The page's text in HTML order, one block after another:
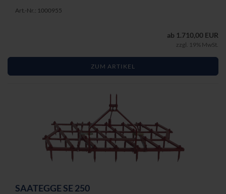
Art.-Nr.: 1000955
ab 1.710,00 EUR
zzgl. 19% MwSt.
ZUM ARTIKEL
SAAT­EG­GE SE 250